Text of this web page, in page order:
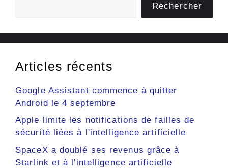
Rechercher
Articles récents
Google Assistant commence à quitter
Android le 4 septembre
Apple limite les notifications de failles de
sécurité liées à l'intelligence artificielle
SpaceX a doublé ses revenus grâce à
Starlink et à l'intelligence artificielle